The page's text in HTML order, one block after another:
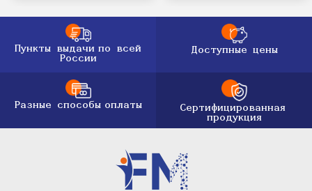
Пункты выдачи по всей
России
Доступные цены
Разные способы оплаты
Сертифицированная
продукция